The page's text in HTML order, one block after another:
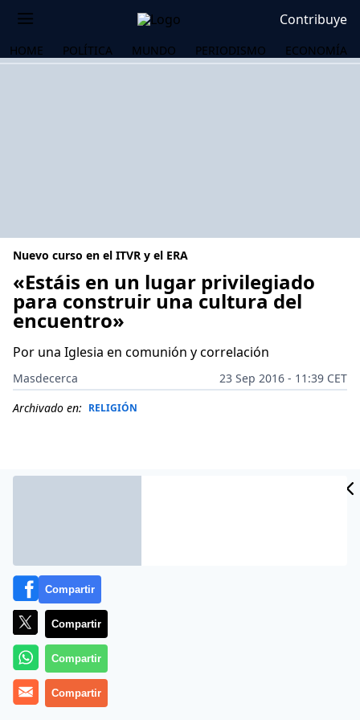
Contribuye
HOME POLÍTICA MUNDO PERIODISMO ECONOMÍA
Nuevo curso en el ITVR y el ERA
«Estáis en un lugar privilegiado
para construir una cultura del
encuentro»
Por una Iglesia en comunión y correlación
Masdecerca
23 Sep 2016 - 11:39 CET
Archivado en: RELIGIÓN
Más información
Compartir
Compartir
Compartir
Compartir